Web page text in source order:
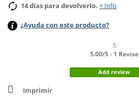
14 días para devolverlo. + Info
¿Ayuda con este producto?
5
5.00/5- 1 Revise
Add review
Imprimir